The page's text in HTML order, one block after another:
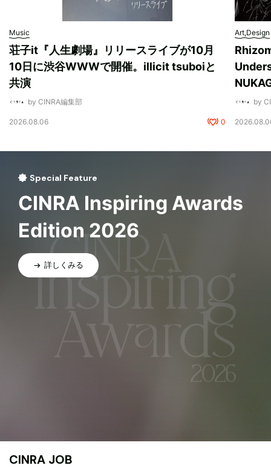
Music
荘子it『人生劇場』リリースライブが10月
10日に渋谷WWWで開催。illicit tsuboiと
共演
by CINRA編集部
2026.08.06 0
Art,Design
by
Special Feature
CINRA Inspiring Awards
Edition 2026
詳しくみる
CINRA JOB